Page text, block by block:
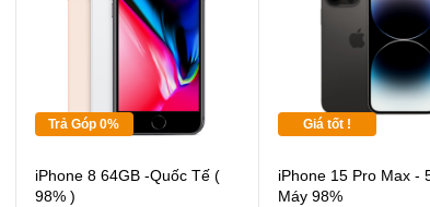
Trả Góp 0%
Tặng
Cường lực 10D
full màn
iPhone 8 64GB -Quốc Tế (
98% )
Giá tốt !
iPhone 15 Pro Max -
Máy 98%